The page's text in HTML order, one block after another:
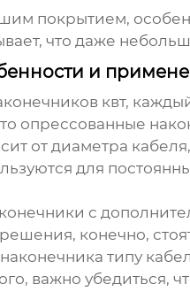
покрытием,
что даже
и
квт,
опрессованные
от диаметра
для
с
конечно,
типу
важно убедиться,